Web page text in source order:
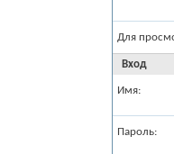
Для
Вход
Имя:
Пароль: